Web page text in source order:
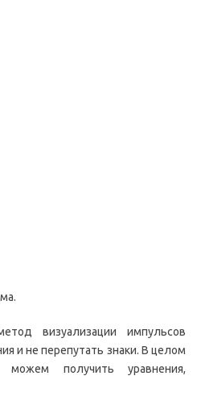
визуализации импульсов
и не перепутать знаки. В целом
получить уравнения,